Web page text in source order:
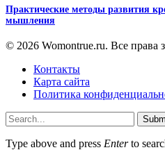
Практические методы развития
мышления
© 2026 Womontrue.ru. Все
Контакты
Карта сайта
Политика
Type above and press Enterto